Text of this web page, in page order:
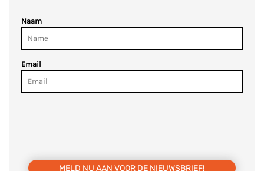
Naam
Email
MELD NU AAN VOOR DE NIEUWSBRIEF!